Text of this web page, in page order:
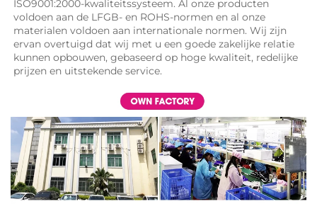
ISO9001:2000-kwaliteitssysteem. Al onze producten
voldoen aan de LFGB- en ROHS-normen en al onze
materialen voldoen aan internationale normen. Wij zijn
ervan overtuigd dat wij met u een goede zakelijke relatie
kunnen opbouwen, gebaseerd op hoge kwaliteit, redelijke
prijzen en uitstekende service.